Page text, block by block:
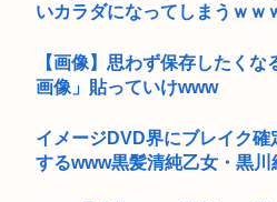
いカラダになってしまうｗｗ
【画像】思わず保存したく
画像」貼っていけwww
イメージDVD界にブレイク
するwww黒髪清純乙女・黒